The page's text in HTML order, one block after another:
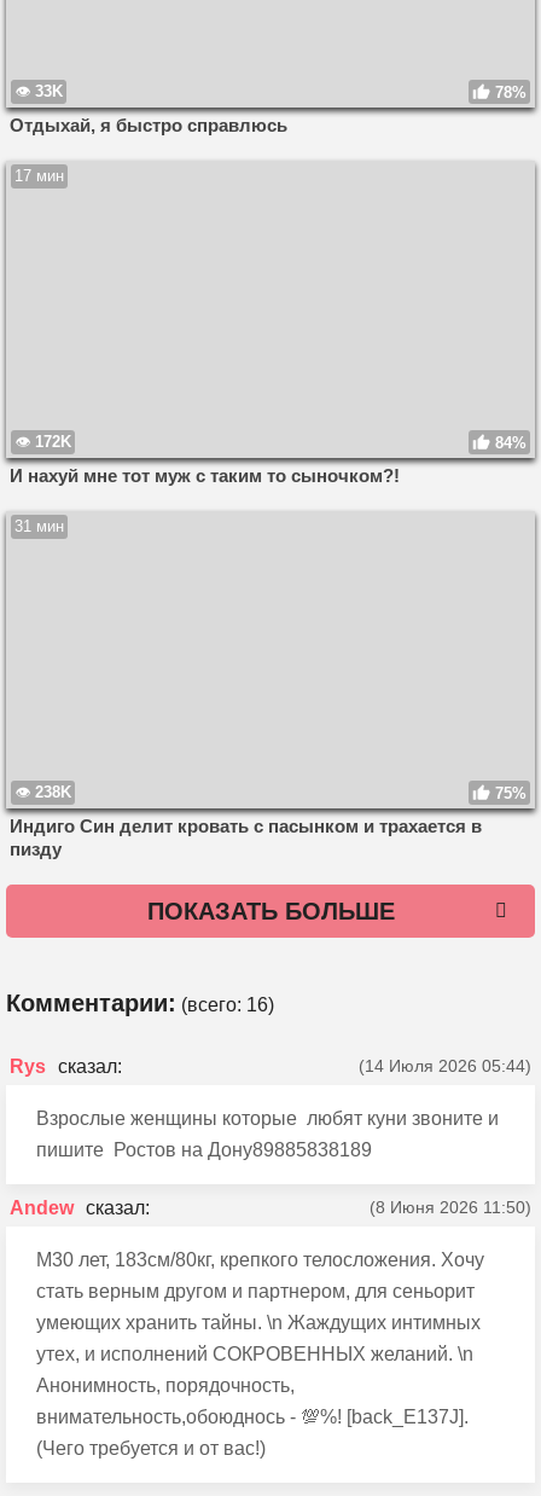
33K 78%
Отдыхай, я быстро справлюсь
17 мин
172K 84%
И нахуй мне тот муж с таким то сыночком?!
31 мин
238K 75%
Индиго Син делит кровать с пасынком и трахается в
пизду
ПОКАЗАТЬ БОЛЬШЕ
Комментарии: (всего: 16)
Rys (14 Июля 2026 05:44)
Взрослые женщины которые любят куни звоните и
пишите Ростов на Дону89885838189
Andew (8 Июня 2026 11:50)
М30 лет, 183см/80кг, крепкого телосложения. Хочу
стать верным другом и партнером, для сеньорит
умеющих хранить тайны. \n Жаждущих интимных
утех, и исполнений СОКРОВЕННЫХ желаний. \n
Анонимность, порядочность,
внимательность,обоюднось - 💯%! [back_E137J].
(Чего требуется и от вас!)